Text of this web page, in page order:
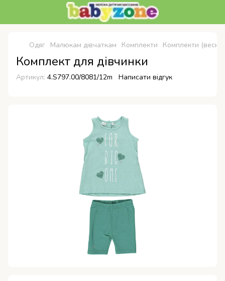
Одяг Малюкам дівчаткам Комплекти Комплекти
Комплект для дівчинки
Артикул: 4.S797.00/8081/12m Написати відгук